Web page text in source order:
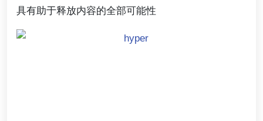
具有助于释放内容的全部可能性